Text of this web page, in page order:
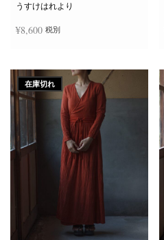
うすけはれより
¥8,600 税別
在庫切れ